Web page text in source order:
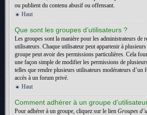
ou publient du contenu abusif ou offensant.
Haut
Que sont les groupes d’utilisateurs ?
Les groupes sont la manière pour les administrateurs de
utilisateurs. Chaque utilisateur peut appartenir à
groupe peut avoir des permissions particulières. Cela
une façon simple de modifier les permissions de
telles que rendre plusieurs utilisateurs modérateurs d’un
accès à un forum privé.
Haut
Comment adhérer à un groupe
Pour adhérer à un groupe, cliquez sur le lien Groupes